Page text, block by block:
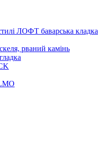
ЛОФТ баварська кладка
рваний камінь